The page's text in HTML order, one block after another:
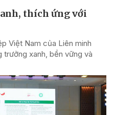
thích ứng với
Việt Nam của Liên minh
trưởng xanh, bền vững và